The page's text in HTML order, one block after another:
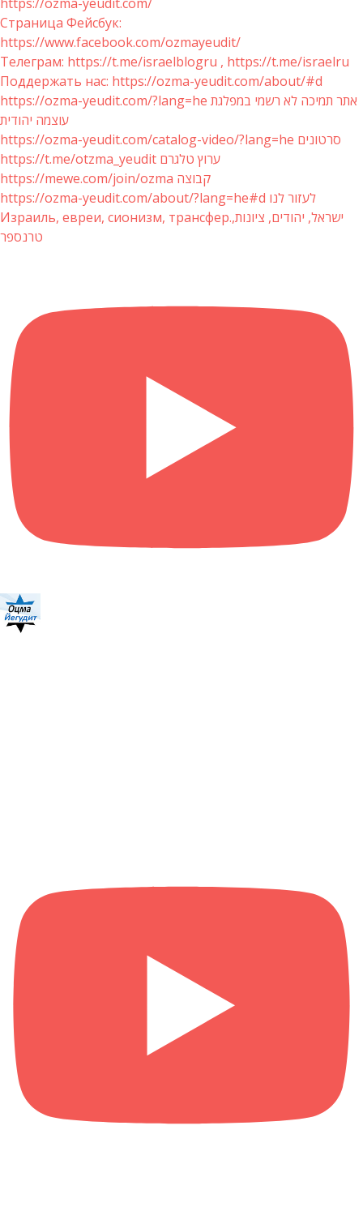
Страница Фейсбук:
https://www.facebook.com/ozmayeudit/
Телеграм: https://t.me/israelblogru , https://t.me/israelru
Поддержать нас: https://ozma-yeudit.com/about/#d
https://ozma-yeudit.com/?lang=he אתר תמיכה לא רשמי במפלגת
עוצמה יהודית
https://ozma-yeudit.com/catalog-video/?lang=he סרטונים
https://t.me/otzma_yeudit ערוץ טלגרם
https://mewe.com/join/ozma קבוצה
https://ozma-yeudit.com/about/?lang=he#d לעזור לנו
Израиль, евреи, сионизм, трансфер.ישראל, יהודים, ציונות,
טרנספר